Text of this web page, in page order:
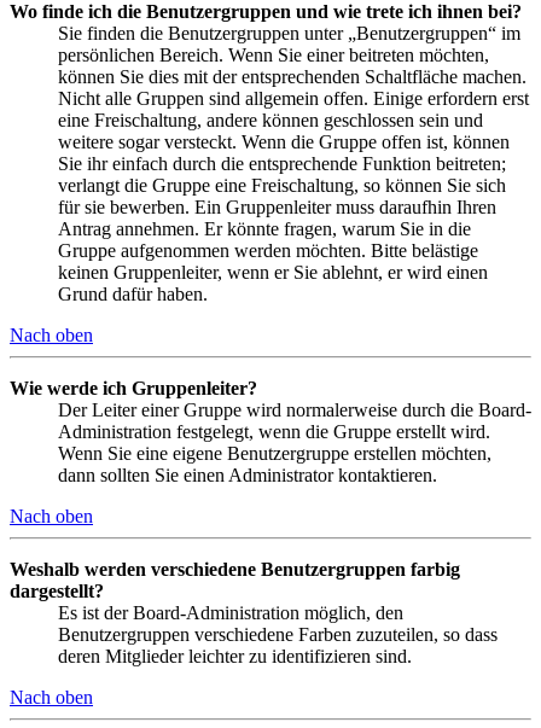
Wo finde ich die Benutzergruppen und wie trete ich ihnen bei?
Sie finden die Benutzergruppen unter „Benutzergruppen“ im
persönlichen Bereich. Wenn Sie einer beitreten möchten,
können Sie dies mit der entsprechenden Schaltfläche machen.
Nicht alle Gruppen sind allgemein offen. Einige erfordern erst
eine Freischaltung, andere können geschlossen sein und
weitere sogar versteckt. Wenn die Gruppe offen ist, können
Sie ihr einfach durch die entsprechende Funktion beitreten;
verlangt die Gruppe eine Freischaltung, so können Sie sich
für sie bewerben. Ein Gruppenleiter muss daraufhin Ihren
Antrag annehmen. Er könnte fragen, warum Sie in die
Gruppe aufgenommen werden möchten. Bitte belästige
keinen Gruppenleiter, wenn er Sie ablehnt, er wird einen
Grund dafür haben.
Nach oben
Wie werde ich Gruppenleiter?
Der Leiter einer Gruppe wird normalerweise durch die Board-
Administration festgelegt, wenn die Gruppe erstellt wird.
Wenn Sie eine eigene Benutzergruppe erstellen möchten,
dann sollten Sie einen Administrator kontaktieren.
Nach oben
Weshalb werden verschiedene Benutzergruppen farbig
dargestellt?
Es ist der Board-Administration möglich, den
Benutzergruppen verschiedene Farben zuzuteilen, so dass
deren Mitglieder leichter zu identifizieren sind.
Nach oben